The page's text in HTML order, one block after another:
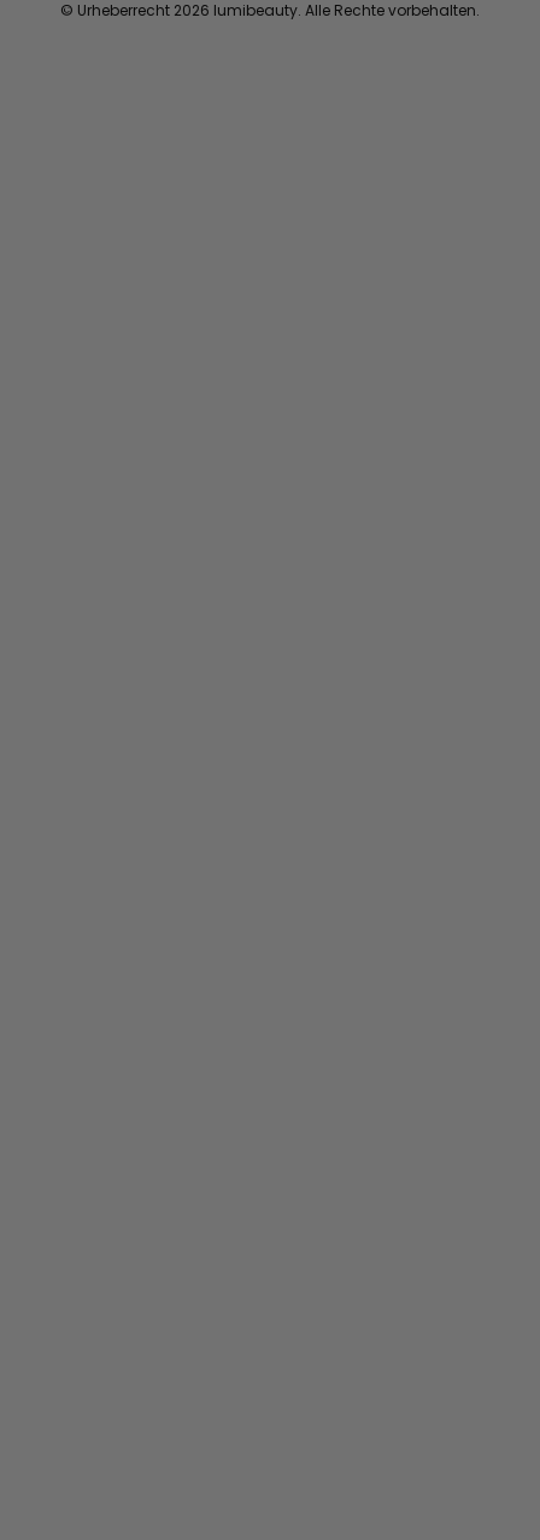
© Urheberrecht 2026 lumibeauty. Alle Rechte vorbehalten.